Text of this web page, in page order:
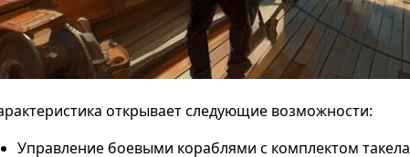
открывает следующие возможности:
Управление боевыми кораблями с комплектом